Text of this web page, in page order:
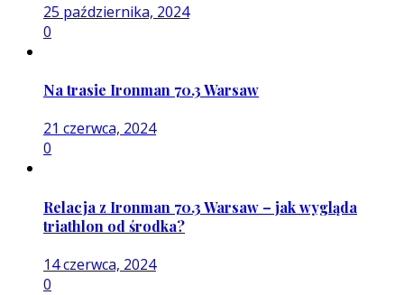
25 października, 2024
0
Na trasie Ironman 70.3 Warsaw
21 czerwca, 2024
0
Relacja z Ironman 70.3 Warsaw – jak wygląda
triathlon od środka?
14 czerwca, 2024
0